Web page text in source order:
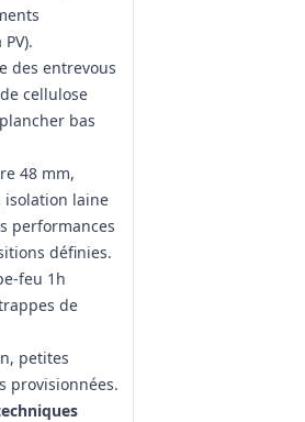
des entrevous
cellulose
bas
48 mm,
isolation laine
performances
définies.
feu 1h
de
petites
provisionnées.